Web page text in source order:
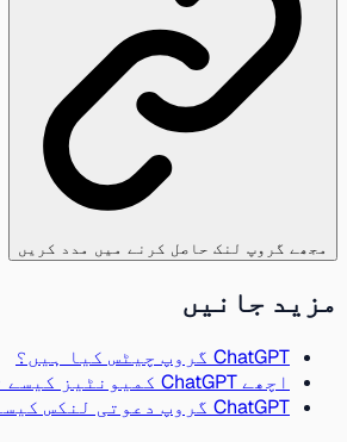
مجھے گروپ لنک حاصل کرنے میں مدد کریں
مزید جانیں
ChatGPT گروپ چیٹس کیا ہیں؟
اچھے ChatGPT کمیونٹیز کیسے تلاش کریں
ChatGPT گروپ دعوتی لنکس کیسے کام کرتے ہیں